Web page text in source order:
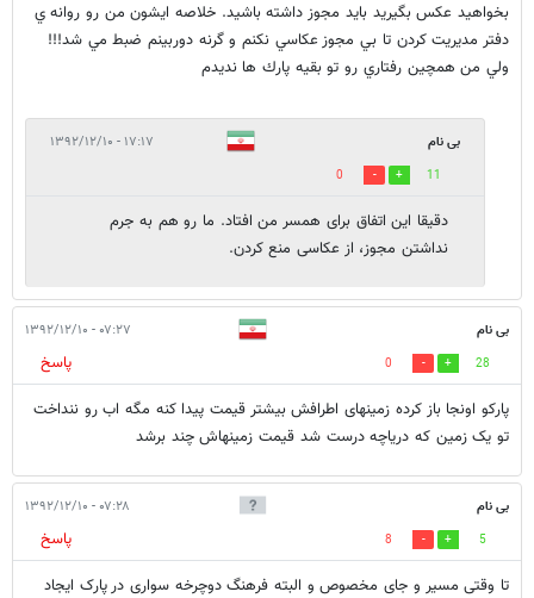
بخواهيد عكس بگيريد بايد مجوز داشته باشيد. خلاصه ايشون من رو روانه ي
دفتر مديريت كردن تا بي مجوز عكاسي نكنم و گرنه دوربينم ضبط مي شد!!!
ولي من همچين رفتاري رو تو بقيه پارك ها نديدم
بی نام ۱۷:۱۷ - ۱۳۹۲/۱۲/۱۰
11
0
دقیقا این اتفاق برای همسر من افتاد. ما رو هم به جرم
نداشتن مجوز، از عکاسی منع کردن.
بی نام ۰۷:۲۷ - ۱۳۹۲/۱۲/۱۰
28
0
پاسخ
پارکو اونجا باز کرده زمینهای اطرافش بیشتر قیمت پیدا کنه مگه اب رو ننداخت
تو یک زمین که دریاچه درست شد قیمت زمینهاش چند برشد
بی نام ۰۷:۲۸ - ۱۳۹۲/۱۲/۱۰
5
8
پاسخ
تا وقتی مسیر و جای مخصوص و البته فرهنگ دوچرخه سواری در پارک ایجاد